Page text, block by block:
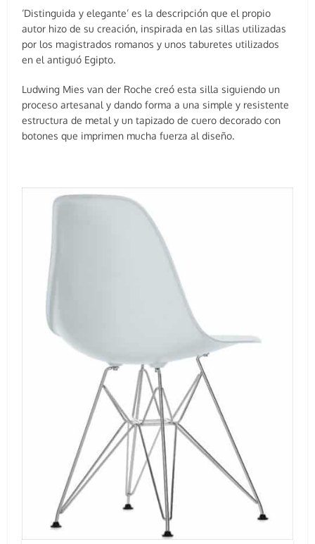
‘Distinguida y elegante’ es la descripción que el propio
autor hizo de su creación, inspirada en las sillas utilizadas
por los magistrados romanos y unos taburetes utilizados
en el antiguó Egipto.
Ludwing Mies van der Roche creó esta silla siguiendo un
proceso artesanal y dando forma a una simple y resistente
estructura de metal y un tapizado de cuero decorado con
botones que imprimen mucha fuerza al diseño.